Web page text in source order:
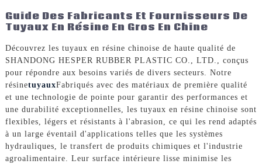
Guide Des Fabricants Et Fournisseurs De
Tuyaux En Résine En Gros En Chine
Découvrez les tuyaux en résine chinoise de haute qualité de
SHANDONG HESPER RUBBER PLASTIC CO., LTD., conçus
pour répondre aux besoins variés de divers secteurs. Notre
résinetuyauxFabriqués avec des matériaux de première qualité
et une technologie de pointe pour garantir des performances et
une durabilité exceptionnelles, les tuyaux en résine chinoise sont
flexibles, légers et résistants à l'abrasion, ce qui les rend adaptés
à un large éventail d'applications telles que les systèmes
hydrauliques, le transfert de produits chimiques et l'industrie
agroalimentaire. Leur surface intérieure lisse minimise les